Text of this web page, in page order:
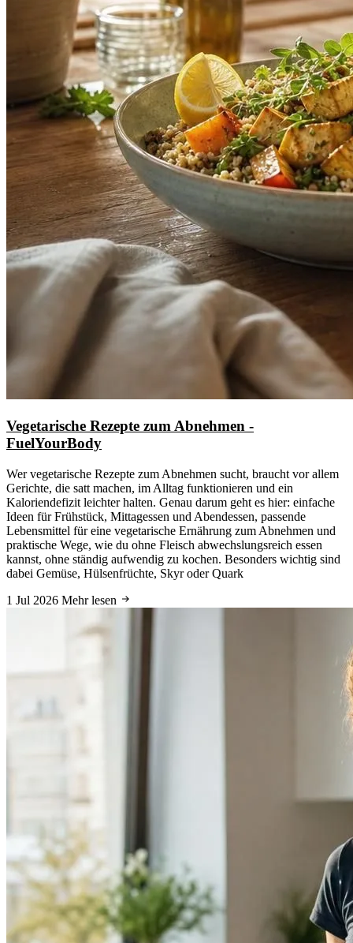
Vegetarische Rezepte zum Abnehmen -
FuelYourBody
Wer vegetarische Rezepte zum Abnehmen sucht, braucht vor allem
Gerichte, die satt machen, im Alltag funktionieren und ein
Kaloriendefizit leichter halten. Genau darum geht es hier: einfache
Ideen für Frühstück, Mittagessen und Abendessen, passende
Lebensmittel für eine vegetarische Ernährung zum Abnehmen und
praktische Wege, wie du ohne Fleisch abwechslungsreich essen
kannst, ohne ständig aufwendig zu kochen. Besonders wichtig sind
dabei Gemüse, Hülsenfrüchte, Skyr oder Quark
1 Jul 2026 Mehr lesen